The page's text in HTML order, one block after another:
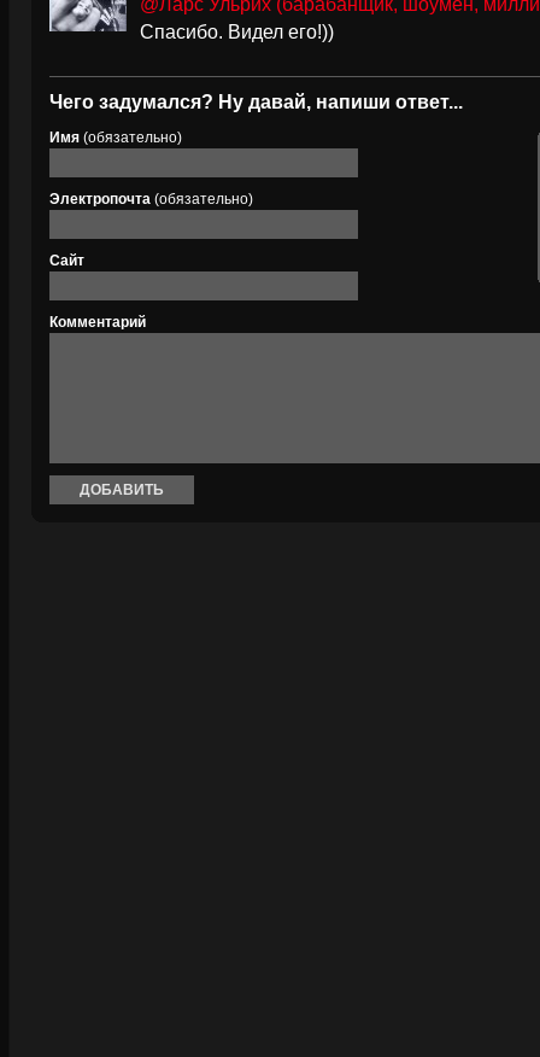
Спасибо. Видел его!))
Чего задумался? Ну давай, напиши ответ...
Имя (обязательно)
Электропочта (обязательно)
Сайт
Комментарий